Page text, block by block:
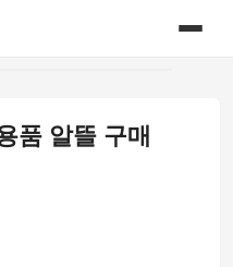
품 알뜰 구매